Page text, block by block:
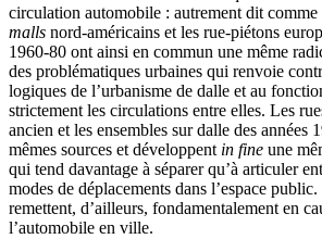
circulation automobile : autrement dit
malls nord-américains et les rue-piétons
1960‑80 ont ainsi en commun une même
des problématiques urbaines qui renvoie
logiques de l’urbanisme de dalle et au
strictement les circulations entre elles. Les
ancien et les ensembles sur dalle des années
mêmes sources et développent in fine une
qui tend davantage à séparer qu’à articuler
modes de déplacements dans l’espace
remettent, d’ailleurs, fondamentalement en
l’automobile en ville.